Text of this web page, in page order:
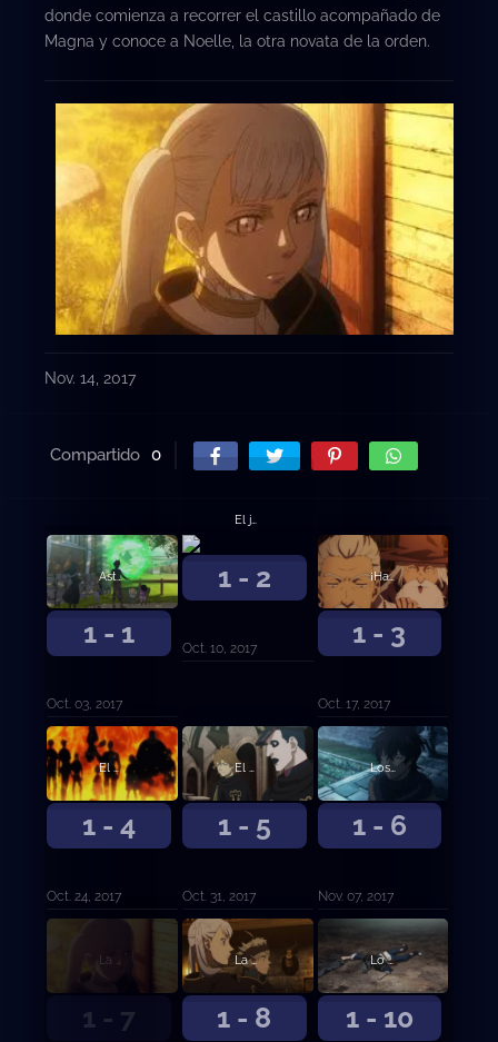
donde comienza a recorrer el castillo acompañado de
Magna y conoce a Noelle, la otra novata de la orden.
Nov. 14, 2017
Compartido 0
1 - 1
Asta y Yuno
Oct. 03, 2017
1 - 2
El juramento del muchacho
Oct. 10, 2017 1 - 3
¡Hacia la capital del Reino del Trébol!
Oct. 17, 2017
1 - 4
El examen de caballería
Oct. 24, 2017
1 - 5
El camino hasta ser Rey Mago
Oct. 31, 2017
1 - 6
Los Toros Negros
Nov. 07, 2017
1 - 7
La otra novata
1 - 8
La primera misión
1 - 10
Lo que proteger